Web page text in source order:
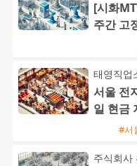
[시화
주간 고
태영직업
서울 전
일 현금
#서
주식회사